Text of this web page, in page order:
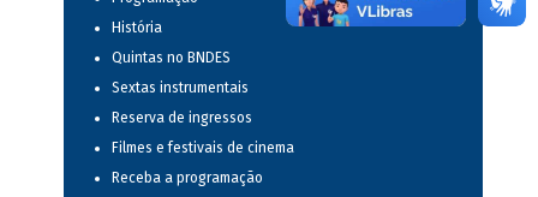
História
Quintas no BNDES
Sextas instrumentais
Reserva de ingressos
Filmes e festivais de cinema
Receba a programação